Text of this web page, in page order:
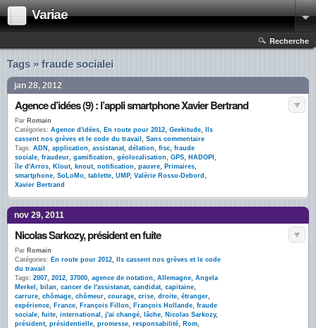
Variae
Recherche
Tags » fraude socialei
jan 28, 2012
Agence d’idées (9) : l’appli smartphone Xavier Bertrand
Par Romain
Catégories: Agence d'idées, En route pour 2012, Geekitude,
Ils
cassent nos grèves et le code du travail , Sans commentaire
Tags: ADN , application, assistanat, délation, fisc, fraude
sociale, fraudeur, gamification, géolocalisation, GPS, HADOPI ,
île d'Arros, Klout, knout, notification, pauvre, Primaires,
smartphone, SoLoMo, tablette, UMP, Valérie Rosso-Debord ,
Xavier Bertrand
nov 29, 2011
Nicolas Sarkozy, président en fuite
Par Romain
Catégories: En route pour 2012,
Ils cassent nos grèves et le code
du travail
Tags: 2007, 2012, 37000, agence de notation, Allemagne, Angela
Merkel , bilan, cancer de l'assistanat, candidat, capitaine,
carrure, chômage, chômeur, courage, crise, droite, étranger,
expérience, France, François Fillon, François Hollande, fraude
sociale, fuite, international , j'ai changé, lâche, Nicolas Sarkozy,
président, présidentielle, promesse, responsabilité, Rom,